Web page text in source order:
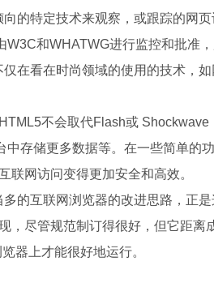
特定技术来观察，或跟踪的网页
和WHATWG进行监控和批准，
看在时尚领域的使用的技术，如
不会取代Flash或 Shockwave
中存储更多数据等。在一些简单的
联网访问变得更加安全和高效。
互联网浏览器的改进思路，正是
，尽管规范制订得很好，但它距
器上才能很好地运行。